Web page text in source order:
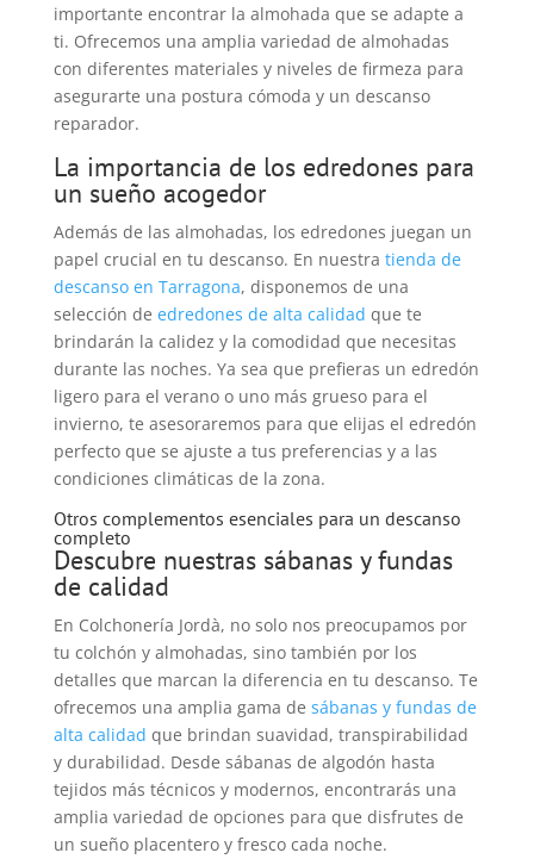
importante encontrar la almohada que se adapte a
ti. Ofrecemos una amplia variedad de almohadas
con diferentes materiales y niveles de firmeza para
asegurarte una postura cómoda y un descanso
reparador.
La importancia de los edredones para
un sueño acogedor
Además de las almohadas, los edredones juegan un
papel crucial en tu descanso. En nuestra tienda de
descanso en Tarragona, disponemos de una
selección de edredones de alta calidad que te
brindarán la calidez y la comodidad que necesitas
durante las noches. Ya sea que prefieras un edredón
ligero para el verano o uno más grueso para el
invierno, te asesoraremos para que elijas el edredón
perfecto que se ajuste a tus preferencias y a las
condiciones climáticas de la zona.
Otros complementos esenciales para un descanso
completo
Descubre nuestras sábanas y fundas
de calidad
En Colchonería Jordà, no solo nos preocupamos por
tu colchón y almohadas, sino también por los
detalles que marcan la diferencia en tu descanso. Te
ofrecemos una amplia gama de sábanas y fundas de
alta calidad que brindan suavidad, transpirabilidad
y durabilidad. Desde sábanas de algodón hasta
tejidos más técnicos y modernos, encontrarás una
amplia variedad de opciones para que disfrutes de
un sueño placentero y fresco cada noche.